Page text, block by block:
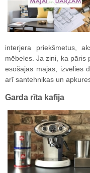
interjera priekšmetus,
mēbeles. Ja zini, ka pāris
esošajās mājās, izvēlies
arī santehnikas un
Garda rīta kafija